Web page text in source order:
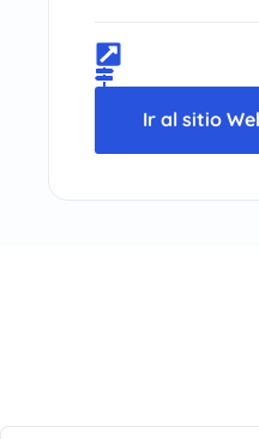
Ir al sitio